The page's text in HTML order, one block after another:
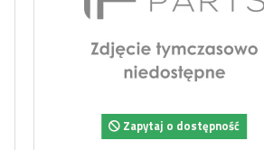
Zapytaj o dostępność